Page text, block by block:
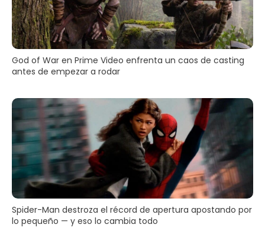
God of War en Prime Video enfrenta un caos de casting
antes de empezar a rodar
Spider-Man destroza el récord de apertura apostando por
lo pequeño — y eso lo cambia todo